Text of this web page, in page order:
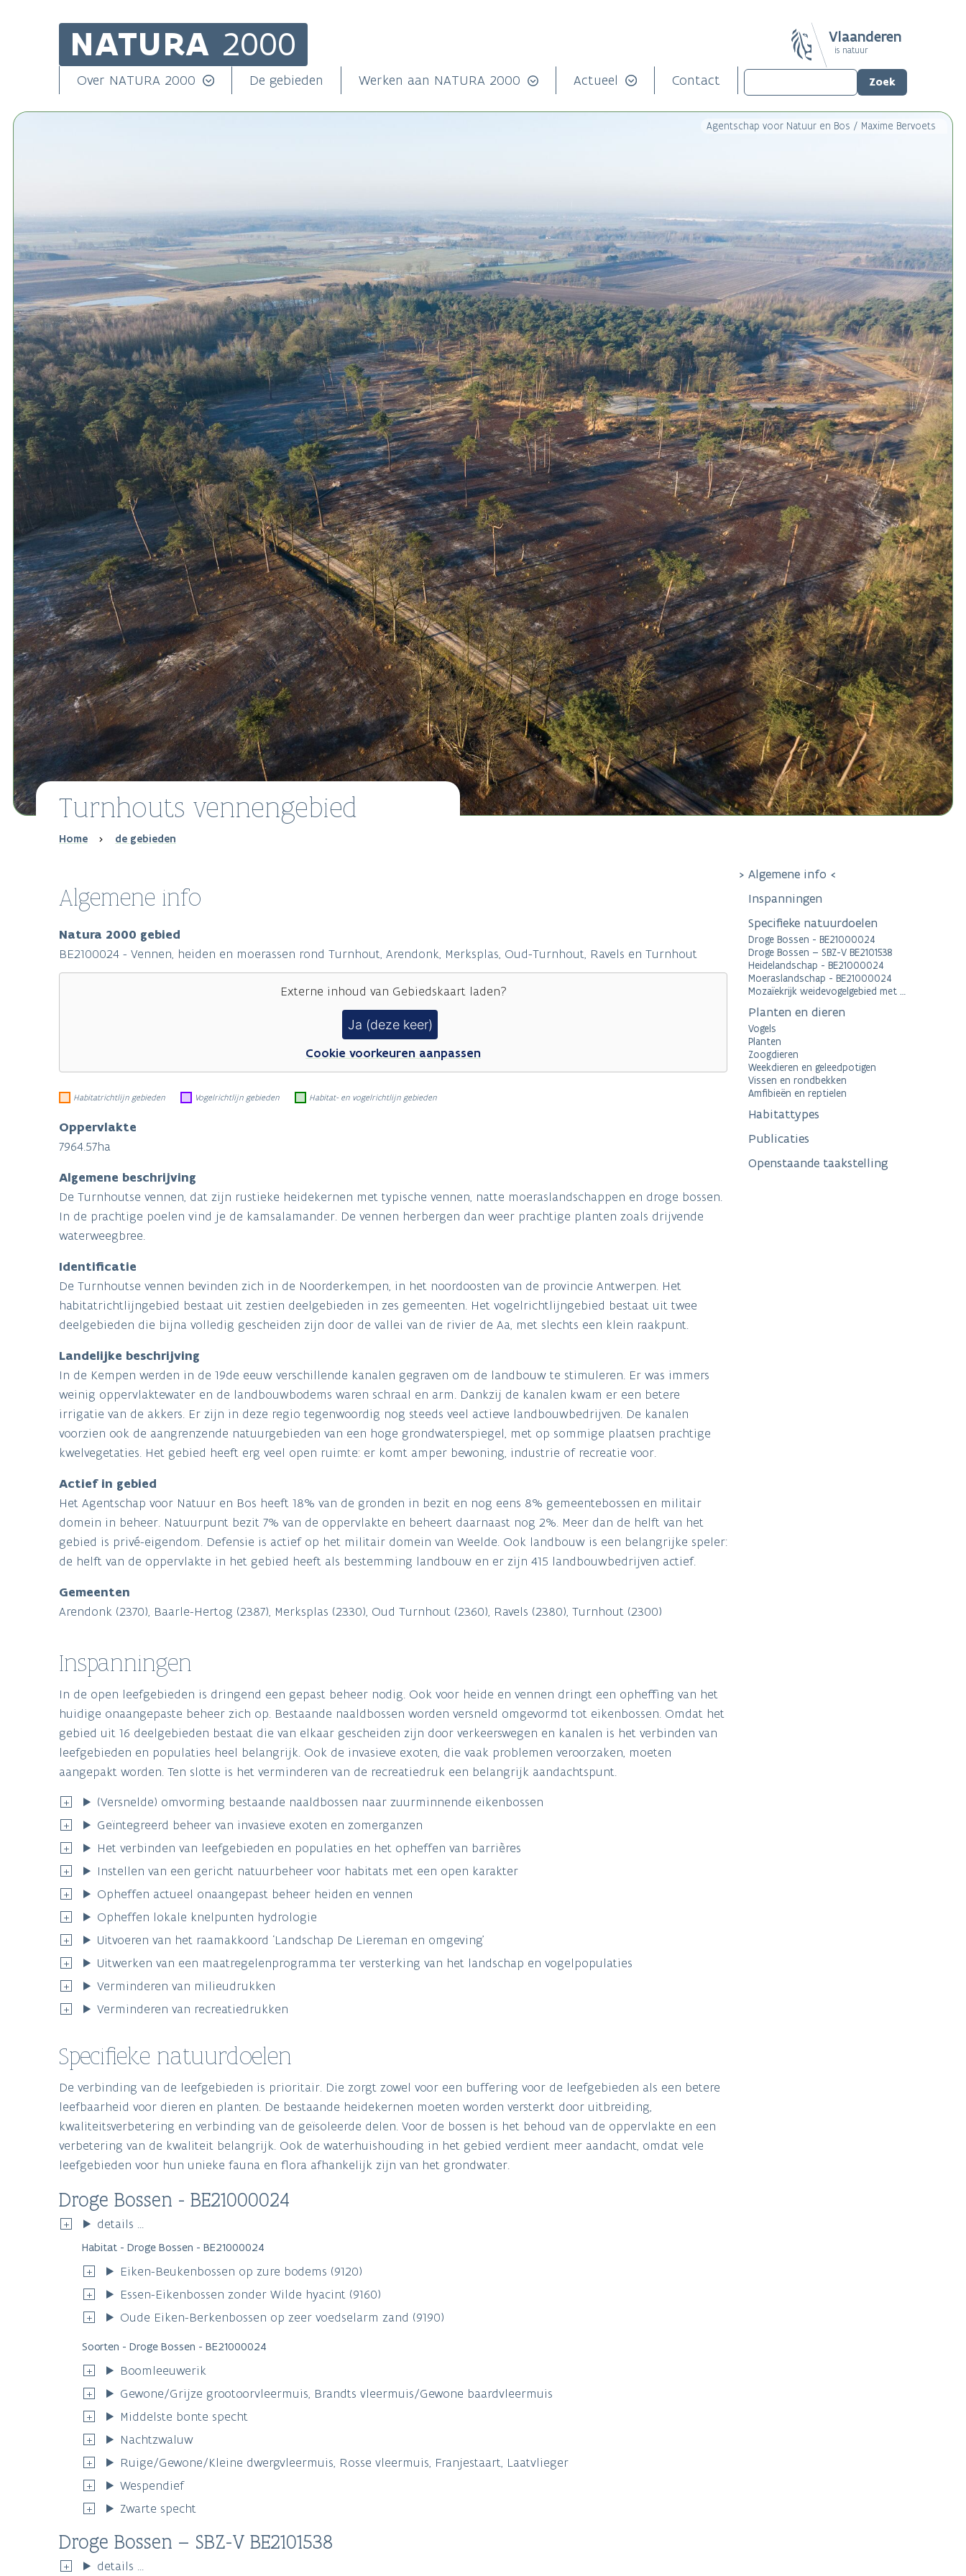
NATURA 2000 Vlaanderen
is natuur
Main
navigation
Over NATURA 2000 De gebieden Werken aan NATURA 2000 Actueel Contact
Agentschap voor Natuur en Bos / Maxime Bervoets
Turnhouts vennengebied
Breadcrumb
Home de gebieden
Algemene info
Natura 2000 gebied
BE2100024 - Vennen, heiden en moerassen rond Turnhout, Arendonk, Merksplas, Oud-Turnhout, Ravels en Turnhout
Externe inhoud van Gebiedskaartladen?
Ja (deze keer)
Cookie voorkeuren aanpassen
Habitatrichtlijn gebieden Vogelrichtlijn gebieden Habitat- en vogelrichtlijn gebieden
Oppervlakte
7964.57ha
Algemene beschrijving
De Turnhoutse vennen, dat zijn rustieke heidekernen met typische vennen, natte moeraslandschappen en droge bossen.
In de prachtige poelen vind je de kamsalamander. De vennen herbergen dan weer prachtige planten zoals drijvende
waterweegbree.
Identificatie
De Turnhoutse vennen bevinden zich in de Noorderkempen, in het noordoosten van de provincie Antwerpen. Het
habitatrichtlijngebied bestaat uit zestien deelgebieden in zes gemeenten. Het vogelrichtlijngebied bestaat uit twee
deelgebieden die bijna volledig gescheiden zijn door de vallei van de rivier de Aa, met slechts een klein raakpunt.
Landelijke beschrijving
In de Kempen werden in de 19de eeuw verschillende kanalen gegraven om de landbouw te stimuleren. Er was immers
weinig oppervlaktewater en de landbouwbodems waren schraal en arm. Dankzij de kanalen kwam er een betere
irrigatie van de akkers. Er zijn in deze regio tegenwoordig nog steeds veel actieve landbouwbedrijven. De kanalen
voorzien ook de aangrenzende natuurgebieden van een hoge grondwaterspiegel, met op sommige plaatsen prachtige
kwelvegetaties. Het gebied heeft erg veel open ruimte: er komt amper bewoning, industrie of recreatie voor.
Actief in gebied
Het Agentschap voor Natuur en Bos heeft 18% van de gronden in bezit en nog eens 8% gemeentebossen en militair
domein in beheer. Natuurpunt bezit 7% van de oppervlakte en beheert daarnaast nog 2%. Meer dan de helft van het
gebied is privé-eigendom. Defensie is actief op het militair domein van Weelde. Ook landbouw is een belangrijke speler:
de helft van de oppervlakte in het gebied heeft als bestemming landbouw en er zijn 415 landbouwbedrijven actief.
Gemeenten
Arendonk (2370), Baarle-Hertog (2387), Merksplas (2330), Oud Turnhout (2360), Ravels (2380), Turnhout (2300)
Inspanningen
In de open leefgebieden is dringend een gepast beheer nodig. Ook voor heide en vennen dringt een opheffing van het
huidige onaangepaste beheer zich op. Bestaande naaldbossen worden versneld omgevormd tot eikenbossen. Omdat het
gebied uit 16 deelgebieden bestaat die van elkaar gescheiden zijn door verkeerswegen en kanalen is het verbinden van
leefgebieden en populaties heel belangrijk. Ook de invasieve exoten, die vaak problemen veroorzaken, moeten
aangepakt worden. Ten slotte is het verminderen van de recreatiedruk een belangrijk aandachtspunt.
(Versnelde) omvorming bestaande naaldbossen naar zuurminnende eikenbossen
Geïntegreerd beheer van invasieve exoten en zomerganzen
Het verbinden van leefgebieden en populaties en het opheffen van barrières
Instellen van een gericht natuurbeheer voor habitats met een open karakter
Opheffen actueel onaangepast beheer heiden en vennen
Opheffen lokale knelpunten hydrologie
Uitvoeren van het raamakkoord ‘Landschap De Liereman en omgeving’
Uitwerken van een maatregelenprogramma ter versterking van het landschap en vogelpopulaties
Verminderen van milieudrukken
Verminderen van recreatiedrukken
Specifieke natuurdoelen
De verbinding van de leefgebieden is prioritair. Die zorgt zowel voor een buffering voor de leefgebieden als een betere
leefbaarheid voor dieren en planten. De bestaande heidekernen moeten worden versterkt door uitbreiding,
kwaliteitsverbetering en verbinding van de geïsoleerde delen. Voor de bossen is het behoud van de oppervlakte en een
verbetering van de kwaliteit belangrijk. Ook de waterhuishouding in het gebied verdient meer aandacht, omdat vele
leefgebieden voor hun unieke fauna en flora afhankelijk zijn van het grondwater.
Droge Bossen - BE21000024
details ...
Habitat - Droge Bossen - BE21000024
Eiken-Beukenbossen op zure bodems (9120)
Essen-Eikenbossen zonder Wilde hyacint (9160)
Oude Eiken-Berkenbossen op zeer voedselarm zand (9190)
Soorten - Droge Bossen - BE21000024
Boomleeuwerik
Gewone/Grijze grootoorvleermuis, Brandts vleermuis/Gewone baardvleermuis
Middelste bonte specht
Nachtzwaluw
Ruige/Gewone/Kleine dwergvleermuis, Rosse vleermuis, Franjestaart, Laatvlieger
Wespendief
Zwarte specht
Droge Bossen – SBZ-V BE2101538
details ...
Algemene info
Inspanningen
Specifieke natuurdoelen
Droge Bossen - BE21000024
Droge Bossen – SBZ-V BE2101538
Heidelandschap - BE21000024
Moeraslandschap - BE21000024
Mozaïekrijk weidevogelgebied met KLE’s en natte graslanden, - SBZ-V BE2101538
Planten en dieren
Vogels
Planten
Zoogdieren
Weekdieren en geleedpotigen
Vissen en rondbekken
Amfibieën en reptielen
Habitattypes
Publicaties
Openstaande taakstelling